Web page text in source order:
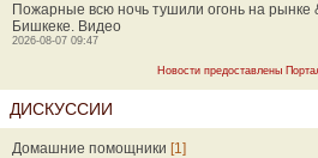
Пожарные всю ночь тушили огонь на рынке
Бишкеке. Видео
2026-08-07 09:47
Новости предоставлены
ДИСКУССИИ
Домашние помощники [1]